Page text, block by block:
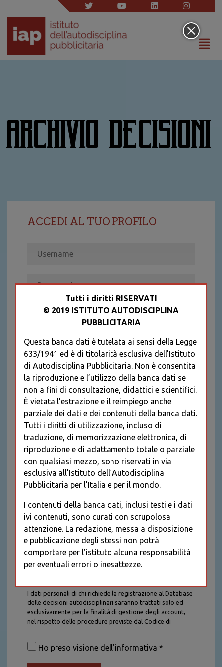
ARCHIVIO DECISIONI
ACCEDI AL TUO PROFILO
Recupera password
REGISTRATI
* I CAMPI CONTRASSEGNATI SONO
OBBLIGATORI
I dati personali di chi richiede la registrazione al Database
delle decisioni autodisciplinari saranno trattati solo ed
esclusivamente per la finalità di gestione degli account,
nel rispetto delle procedure previste dal Codice di
saranno trattati con tutte le cautele richieste dalla legge e
saranno conservati per la durata stabilita caso per caso
Ho preso visione dell'informativa *
Tutti i diritti RISERVATI
© 2019 ISTITUTO AUTODISCIPLINA
PUBBLICITARIA
Questa banca dati è tutelata ai sensi della Legge
633/1941 ed è di titolarità esclusiva dell’Istituto
di Autodisciplina Pubblicitaria. Non è consentita
la riproduzione e l’utilizzo della banca dati se
non a fini di consultazione, didattici e scientifici.
È vietata l’estrazione e il reimpiego anche
parziale dei dati e dei contenuti della banca dati.
Tutti i diritti di utilizzazione, incluso di
traduzione, di memorizzazione elettronica, di
riproduzione e di adattamento totale o parziale
con qualsiasi mezzo, sono riservati in via
esclusiva all’Istituto dell’Autodisciplina
Pubblicitaria per l’Italia e per il mondo.
I contenuti della banca dati, inclusi testi e i dati
ivi contenuti, sono curati con scrupolosa
attenzione. La redazione, messa a disposizione
e pubblicazione degli stessi non potrà
comportare per l’istituto alcuna responsabilità
per eventuali errori o inesattezze.